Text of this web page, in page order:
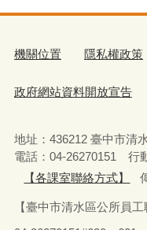
機關位置 隱私權政策
政府網站資料開放宣告
地址：436212 臺中市
電話：04-26270151 行
【各課室聯絡方式】
【臺中市清水區公所員工